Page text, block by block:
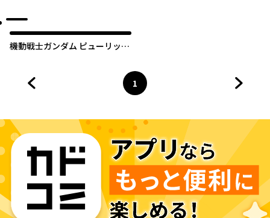
機動戦士ガンダム ピューリッツ
ページ
1
へ